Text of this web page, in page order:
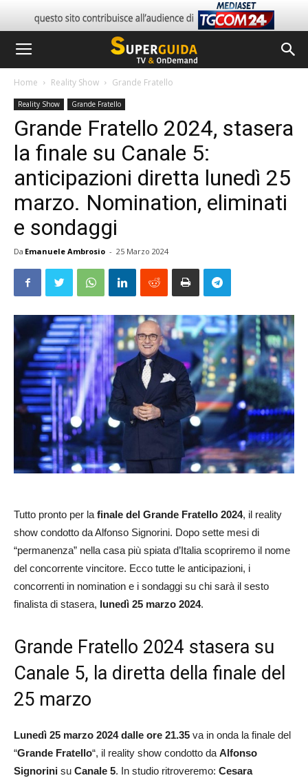
Home Reality Show Grande Fratello
Reality Show Grande Fratello
Grande Fratello 2024, stasera
la finale su Canale 5:
anticipazioni diretta lunedì 25
marzo. Nomination, eliminati
e sondaggi
Da Emanuele Ambrosio - 25 Marzo 2024
Tutto pronto per la finale del Grande Fratello 2024, il reality
show condotto da Alfonso Signorini. Dopo sette mesi di
“permanenza” nella casa più spiata d’Italia scopriremo il nome
del concorrente vincitore. Ecco tutte le anticipazioni, i
concorrenti in nomination e i sondaggi su chi sarà il sesto
finalista di stasera, lunedì 25 marzo 2024.
Grande Fratello 2024 stasera su
Canale 5, la diretta della finale del
25 marzo
Lunedì 25 marzo 2024 dalle ore 21.35 va in onda la finale del
“Grande Fratello“, il reality show condotto da Alfonso
Signorini su Canale 5. In studio ritroveremo: Cesara